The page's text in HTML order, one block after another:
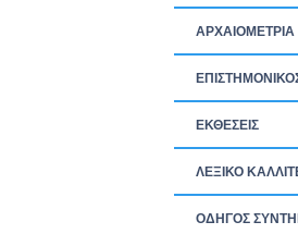
ΑΡΧΑΙΟΜΕΤΡΙΑ
ΕΚΘΕΣΕΙΣ
ΛΕΞΙΚΟ
ΟΔΗΓΟΣ